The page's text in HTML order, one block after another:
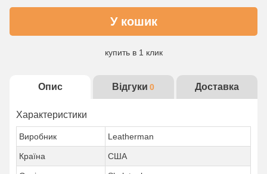
купить в 1 клик
Детальнее об услуге
Опис Відгуки 0 Доставка
Характеристики
Виробник Leatherman
Країна США